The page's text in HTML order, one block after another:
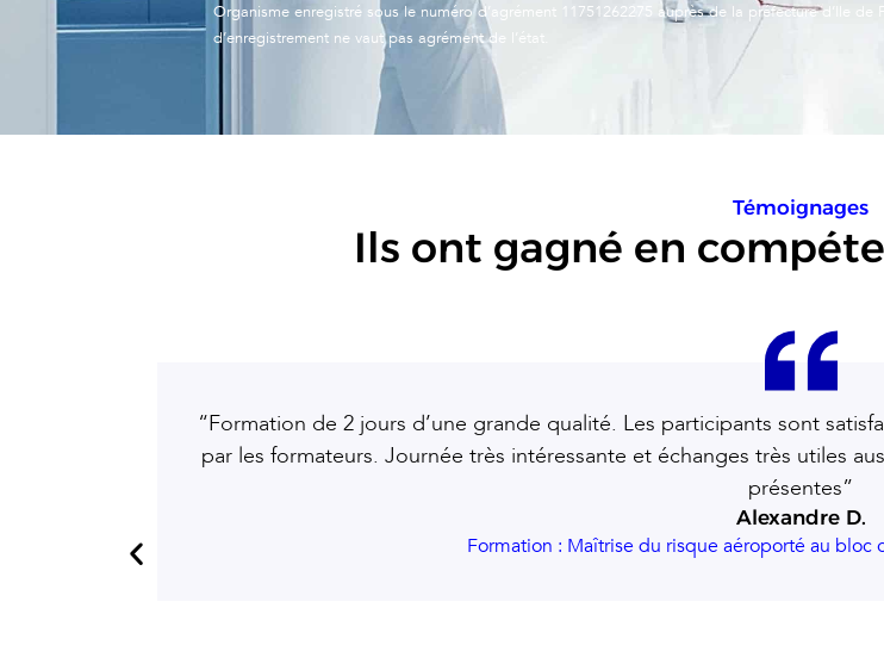
Organisme enregistré sous le numéro d’agrément 11751262275 auprès de la préfecture d’Ile de
d’enregistrement ne vaut pas agrément de l’état.
Témoignages
Ils ont gagné en
“Formation de 2 jours d’une grande qualité. Les participants sont
par les formateurs. Journée très intéressante et échanges très utiles
présentes”
Alexandre D.
Formation : Maîtrise du risque aéroporté au bloc